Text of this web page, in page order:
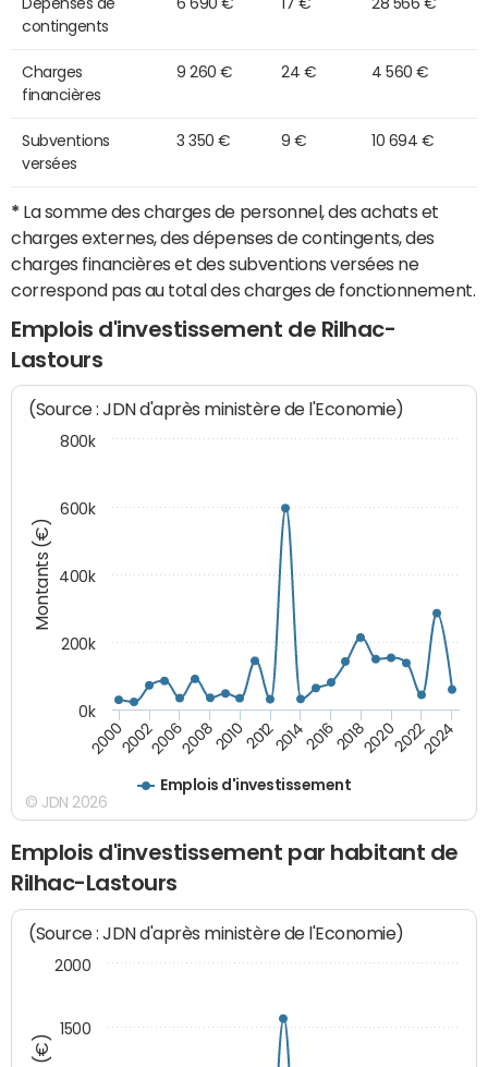
Dépenses de
contingents
6 690 € 17 € 28 566 €
Charges
financières
9 260 € 24 € 4 560 €
Subventions
versées
3 350 € 9 € 10 694 €
* La somme des charges de personnel, des achats et
charges externes, des dépenses de contingents, des
charges financières et des subventions versées ne
correspond pas au total des charges de fonctionnement.
Emplois d'investissement de Rilhac-
Lastours
Montants (€)
(Source : JDN d'après ministère de l'Economie)
Emplois d'investissement
200020022006200820102012201420162018202020222024
0k
200k
400k
600k
800k
© JDN 2026
Emplois d'investissement par habitant de
Rilhac-Lastours
(Source : JDN d'après ministère de l'Economie)
1500
2000